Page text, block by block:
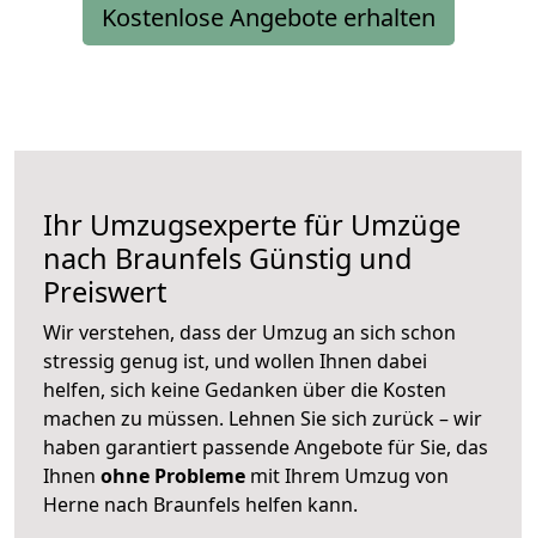
Kostenlose Angebote erhalten
Ihr Umzugsexperte für Umzüge
nach Braunfels Günstig und
Preiswert
Wir verstehen, dass der Umzug an sich schon
stressig genug ist, und wollen Ihnen dabei
helfen, sich keine Gedanken über die Kosten
machen zu müssen. Lehnen Sie sich zurück – wir
haben garantiert passende Angebote für Sie, das
Ihnen ohne Probleme mit Ihrem Umzug von
Herne nach Braunfels helfen kann.